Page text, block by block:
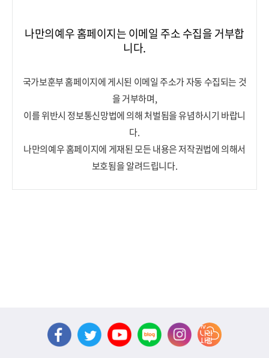
나만의예우 홈페이지는 이메일 주소 수집을 거부합
니다.
국가보훈부 홈페이지에 게시된 이메일 주소가 자동 수집되는 것
을 거부하며,
이를 위반시 정보통신망법에 의해 처벌됨을 유념하시기 바랍니
다.
나만의예우 홈페이지에 게재된 모든 내용은 저작권법에 의해서
보호됨을 알려드립니다.